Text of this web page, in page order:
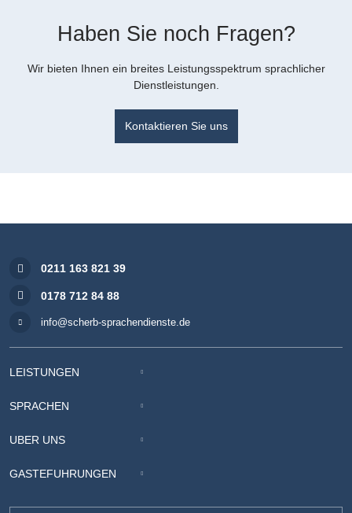
Haben Sie noch Fragen?
Wir bieten Ihnen ein breites Leistungsspektrum sprachlicher
Dienstleistungen.
Kontaktieren Sie uns
0211 163 821 39
0178 712 84 88
info@scherb-sprachendienste.de
LEISTUNGEN
SPRACHEN
ÜBER UNS
GÄSTEFÜHRUNGEN